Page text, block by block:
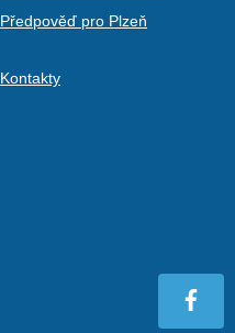
Předpověď pro Plzeň
Kontakty